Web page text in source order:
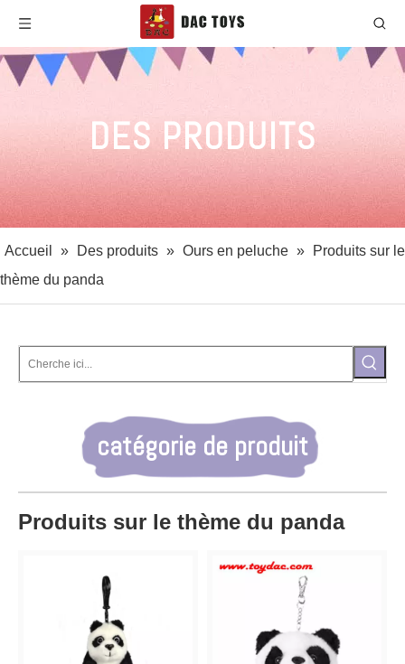
DES PRODUITS
Accueil » Des produits » Ours en peluche »
Produits sur le
thème du panda
catégorie de produit
Produits sur le thème du panda